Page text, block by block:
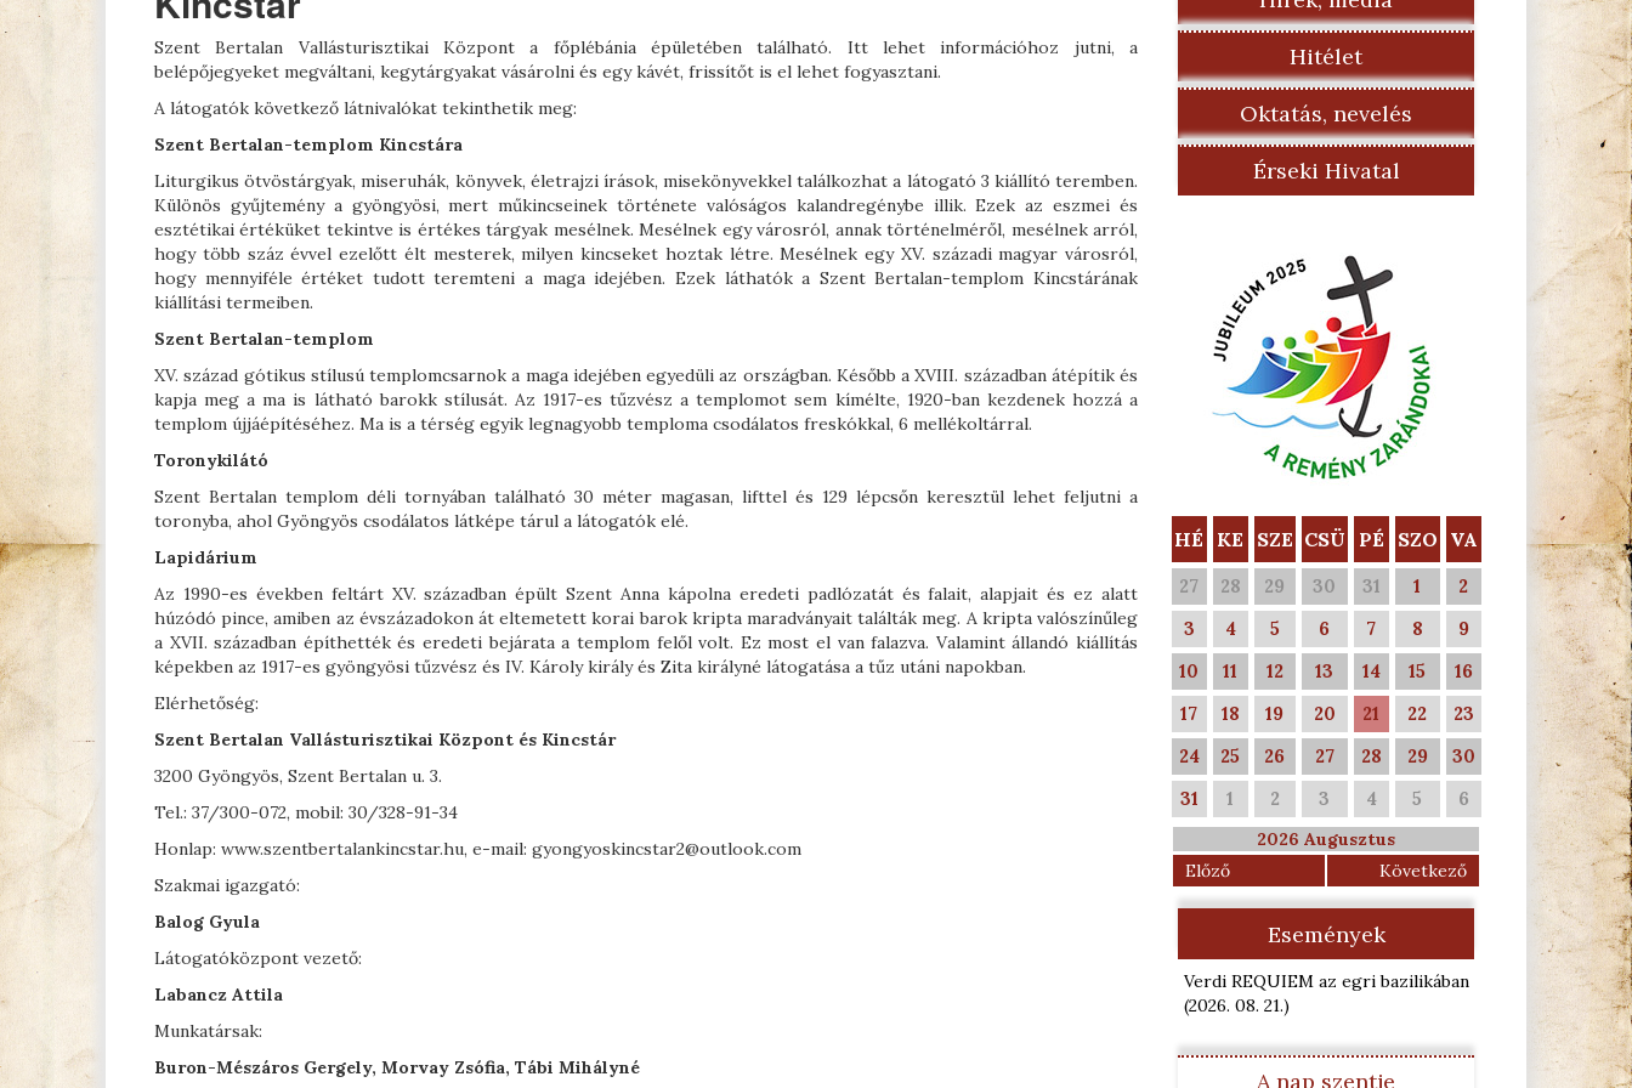
Szent Bertalan Vallásturisztikai Központ a főplébánia épületében található. Itt lehet információhoz jutni, a
belépőjegyeket megváltani, kegytárgyakat vásárolni és egy kávét, frissítőt is el lehet fogyasztani.
A látogatók következő látnivalókat tekinthetik meg:
Szent Bertalan-templom Kincstára
Liturgikus ötvöstárgyak, miseruhák, könyvek, életrajzi írások, misekönyvekkel találkozhat a látogató 3 kiállító teremben.
Különös gyűjtemény a gyöngyösi, mert műkincseinek története valóságos kalandregénybe illik. Ezek az eszmei és
esztétikai értéküket tekintve is értékes tárgyak mesélnek. Mesélnek egy városról, annak történelméről, mesélnek arról,
hogy több száz évvel ezelőtt élt mesterek, milyen kincseket hoztak létre. Mesélnek egy XV. századi magyar városról,
hogy mennyiféle értéket tudott teremteni a maga idejében. Ezek láthatók a Szent Bertalan-templom Kincstárának
kiállítási termeiben.
Szent Bertalan-templom
XV. század gótikus stílusú templomcsarnok a maga idejében egyedüli az országban. Később a XVIII. században átépítik és
kapja meg a ma is látható barokk stílusát. Az 1917-es tűzvész a templomot sem kímélte, 1920-ban kezdenek hozzá a
templom újjáépítéséhez. Ma is a térség egyik legnagyobb temploma csodálatos freskókkal, 6 mellékoltárral.
Toronykilátó
Szent Bertalan templom déli tornyában található 30 méter magasan, lifttel és 129 lépcsőn keresztül lehet feljutni a
toronyba, ahol Gyöngyös csodálatos látképe tárul a látogatók elé.
Lapidárium
Az 1990-es években feltárt XV. században épült Szent Anna kápolna eredeti padlózatát és falait, alapjait és ez alatt
húzódó pince, amiben az évszázadokon át eltemetett korai barok kripta maradványait találták meg. A kripta valószínűleg
a XVII. században építhették és eredeti bejárata a templom felől volt. Ez most el van falazva. Valamint állandó kiállítás
képekben az 1917-es gyöngyösi tűzvész és IV. Károly király és Zita királyné látogatása a tűz utáni napokban.
Elérhetőség:
Szent Bertalan Vallásturisztikai Központ és Kincstár
3200 Gyöngyös, Szent Bertalan u. 3.
Tel.: 37/300-072, mobil: 30/328-91-34
Honlap: www.szentbertalankincstar.hu, e-mail: gyongyoskincstar2@outlook.com
Szakmai igazgató:
Balog Gyula
Látogatóközpont vezető:
Labancz Attila
Munkatársak:
Buron-Mészáros Gergely, Morvay Zsófia, Tábi Mihályné
Hitélet
Oktatás, nevelés
Érseki Hivatal
HÉ KE SZE CSÜ PÉ SZO VA
27 28 29 30 31 1
2
3
4 5 6 7 8
9
10
11 12 13 14 15
16
17
18 19 20 21 22
23
24
25 26 27 28 29
30
31
1 2 3 4 5 6
2026 Augusztus
Előző
Következő
Események
Verdi REQUIEM az egri bazilikában
(2026. 08. 21.)
A nap szentje